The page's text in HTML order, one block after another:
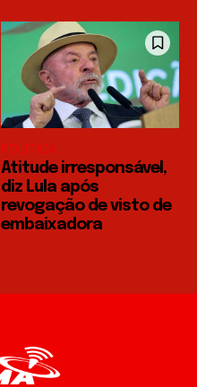
POLÍTICA
Atitude irresponsável,
diz Lula após
revogação de visto de
embaixadora